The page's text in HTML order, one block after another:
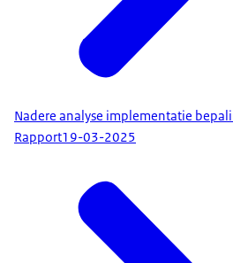
Nadere analyse implementatie
Rapport19-03-2025